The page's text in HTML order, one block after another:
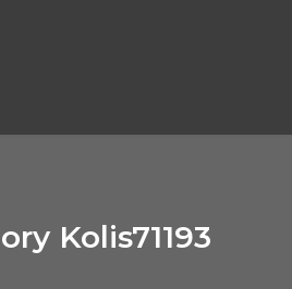
Kolis71193